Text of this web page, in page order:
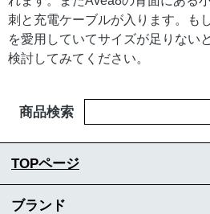
刺と充電ケーブルが入ります。も
を愛用していてサイズが足りない
検討してみてください。
商品検索
TOPページ
ブランド